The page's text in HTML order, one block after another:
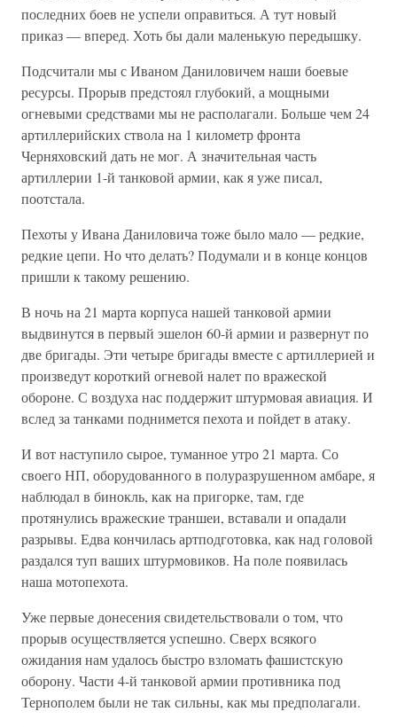
последних боев не успели оправиться. А тут новый
приказ — вперед. Хоть бы дали маленькую передышку.
Подсчитали мы с Иваном Даниловичем наши боевые
ресурсы. Прорыв предстоял глубокий, а мощными
огневыми средствами мы не располагали. Больше чем 24
артиллерийских ствола на 1 километр фронта
Черняховский дать не мог. А значительная часть
артиллерии 1-й танковой армии, как я уже писал,
поотстала.
Пехоты у Ивана Даниловича тоже было мало — редкие,
редкие цепи. Но что делать? Подумали и в конце концов
пришли к такому решению.
В ночь на 21 марта корпуса нашей танковой армии
выдвинутся в первый эшелон 60-й армии и развернут по
две бригады. Эти четыре бригады вместе с артиллерией и
произведут короткий огневой налет по вражеской
обороне. С воздуха нас поддержит штурмовая авиация. И
вслед за танками поднимется пехота и пойдет в атаку.
И вот наступило сырое, туманное утро 21 марта. Со
своего НП, оборудованного в полуразрушенном амбаре, я
наблюдал в бинокль, как на пригорке, там, где
протянулись вражеские траншеи, вставали и опадали
разрывы. Едва кончилась артподготовка, как над головой
раздался туп ваших штурмовиков. На поле появилась
наша мотопехота.
Уже первые донесения свидетельствовали о том, что
прорыв осуществляется успешно. Сверх всякого
ожидания нам удалось быстро взломать фашистскую
оборону. Части 4-й танковой армии противника под
Тернополем были не так сильны, как мы предполагали.